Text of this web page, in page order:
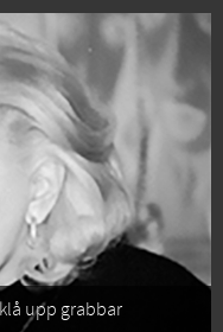
upp grabbar